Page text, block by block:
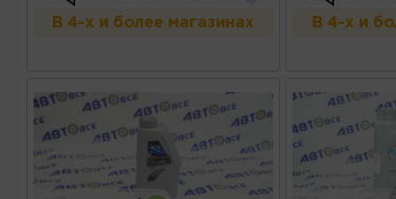
В 4-х и более магазинах В 4-х и